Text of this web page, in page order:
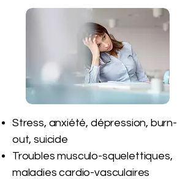
Stress, anxiété, dépression, burn-
out, suicide
Troubles musculo-squelettiques,
maladies cardio-vasculaires